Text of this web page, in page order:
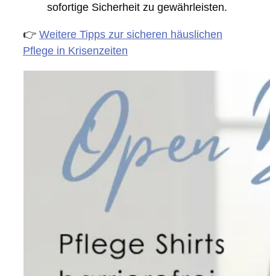
sofortige Sicherheit zu gewährleisten.
👉 Weitere Tipps zur sicheren häuslichen
Pflege in Krisenzeiten